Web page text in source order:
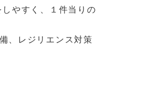
やすく、１件当りの
、レジリエンス対策